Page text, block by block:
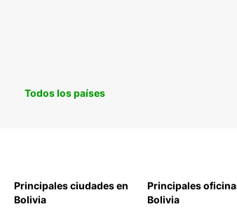
Todos los países
Principales ciudades en
Bolivia
Principales
Bolivia